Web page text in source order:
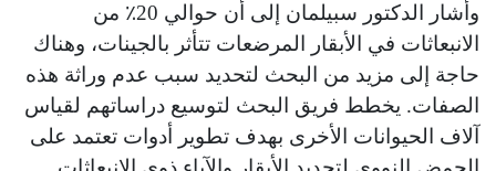
وأشار الدكتور سبيلمان إلى أن حوالي 20٪ من
الانبعاثات في الأبقار المرضعات تتأثر بالجينات، وهناك
حاجة إلى مزيد من البحث لتحديد سبب عدم وراثة هذه
الصفات. يخطط فريق البحث لتوسيع دراساتهم لقياس
آلاف الحيوانات الأخرى بهدف تطوير أدوات تعتمد على